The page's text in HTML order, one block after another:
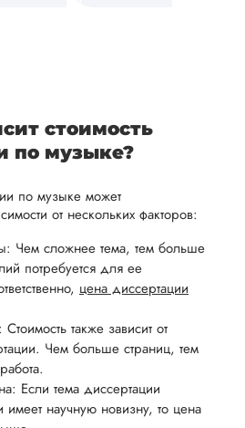
-
В
стоимость
по музыке?
по музыке может
от нескольких факторов:
Чем сложнее тема, тем больше
потребуется для ее
цена диссертации
также зависит от
Чем больше страниц, тем
Если тема диссертации
имеет научную новизну, то цена